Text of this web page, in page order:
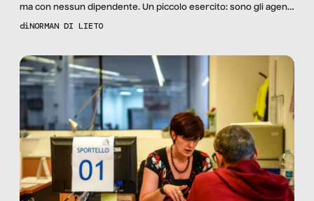
ma con nessun dipendente. Un piccolo esercito: sono gli agenti
di commercio, che in Italia, secondo FN USARCI (Federazione
Rappresentano il ruolo di intermediatore per antonomasia tra
azienda e cliente, […]
diNORMAN DI LIETO